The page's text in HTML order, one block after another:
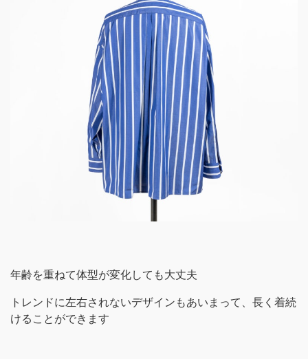
年齢を重ねて体型が変化しても大丈夫
トレンドに左右されないデザインもあいまって、長く着続
けることができます